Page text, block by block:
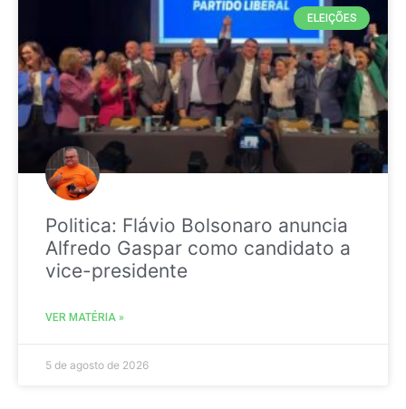
ELEIÇÕES
Politica: Flávio Bolsonaro anuncia
Alfredo Gaspar como candidato a
vice-presidente
VER MATÉRIA »
5 de agosto de 2026